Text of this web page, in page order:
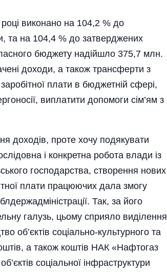
виконано на 104,2 % до
та на 104,4 % до затверджених
бюджету надійшло 375,7 млн.
доходи, а також трансферти з
плати в бюджетній сфері,
виплатити допомоги сім’ям з
доходів, проте хочу подякувати
і конкретна робота влади із
господарства, створення нових
плати працюючих дала змогу
Так, за його
галузь, цьому сприяло виділення
об’єктів соціально-культурного та
а також коштів НАК «Нафтогаз
соціальної інфраструктури